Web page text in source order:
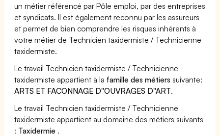
un métier référencé par Pôle emploi, par des entreprises
et syndicats. Il est également reconnu par les assureurs
et permet de bien comprendre les risques inhérents à
votre métier de Technicien taxidermiste / Technicienne
taxidermiste.
Le travail Technicien taxidermiste / Technicienne
taxidermiste appartient à la famille des métiers suivante:
ARTS ET FACONNAGE D''OUVRAGES D''ART.
Le travail Technicien taxidermiste / Technicienne
taxidermiste appartient au domaine des métiers suivants
: Taxidermie .